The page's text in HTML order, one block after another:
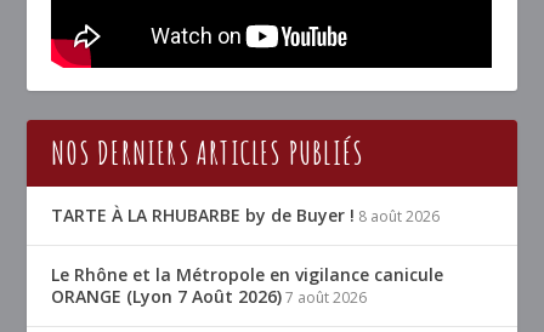
NOS DERNIERS ARTICLES PUBLIÉS
TARTE À LA RHUBARBE by de Buyer ! 8 août 2026
Le Rhône et la Métropole en vigilance canicule
ORANGE (Lyon 7 Août 2026) 7 août 2026